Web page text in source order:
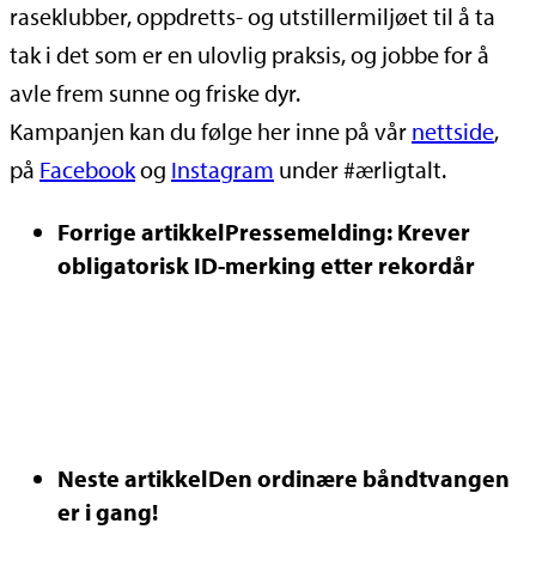
raseklubber, oppdretts- og utstillermiljøet til å ta
tak i det som er en ulovlig praksis, og jobbe for å
avle frem sunne og friske dyr.
Kampanjen kan du følge her inne på vår nettside,
på Facebookog Instagram under #ærligtalt.
Forrige artikkelPressemelding: Krever
obligatorisk ID-merking etter rekordår
Neste artikkelDen ordinære båndtvangen
er i gang!